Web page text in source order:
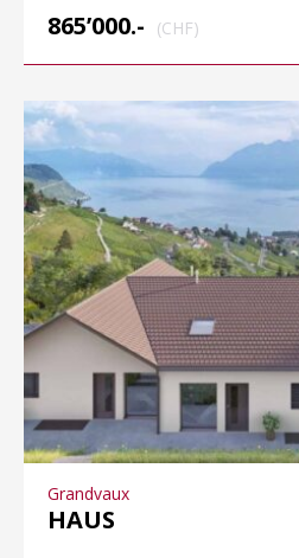
865’000.- (CHF)
Grandvaux
HAUS